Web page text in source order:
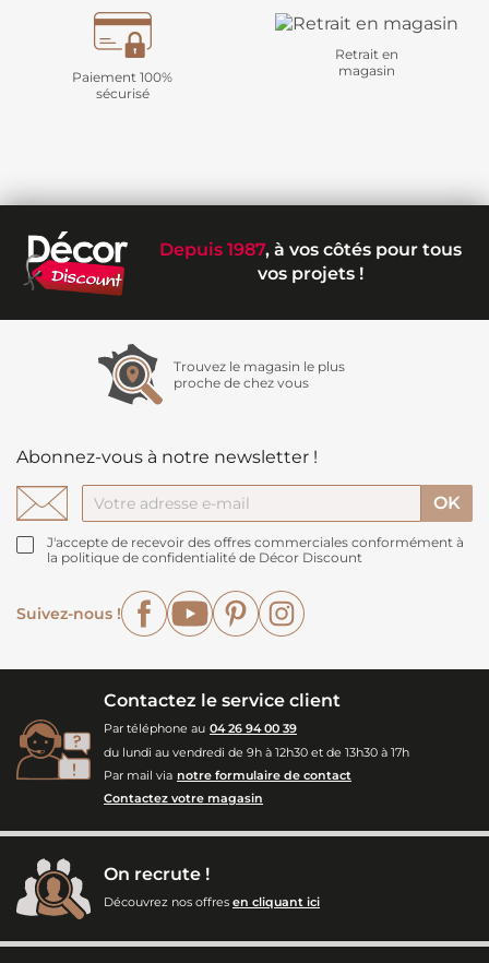
Paiement 100%
sécurisé
Retrait en
magasin
Depuis 1987, à vos côtés pour tous
vos projets !
Trouvez le magasin le plus
proche de chez vous
Abonnez-vous à notre newsletter !
J'accepte de recevoir des offres commerciales conformément à
la politique de confidentialité de Décor Discount
Suivez-nous !
FacebookYouTubePinterest
Contactez le service client
Par téléphone au 04 26 94 00 39
du lundi au vendredi de 9h à 12h30 et de 13h30 à 17h
Par mail via notre formulaire de contact
Contactez votre magasin
On recrute !
Découvrez nos offres en cliquant ici